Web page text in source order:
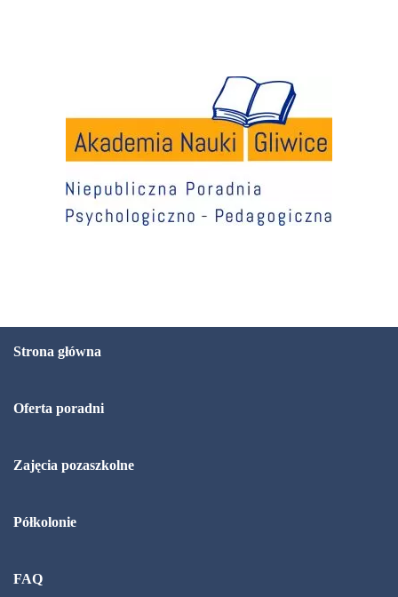
Strona główna
Oferta poradni
Zajęcia pozaszkolne
Półkolonie
FAQ